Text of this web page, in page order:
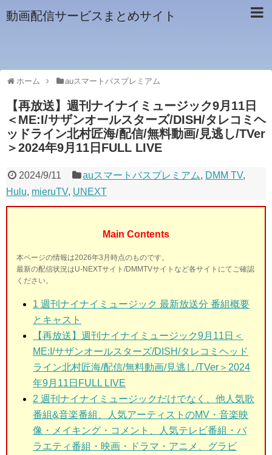
動画配信サービスまとめサイト
ホーム auスマートパスプレミアム
【再放送】週刊ナイナイミュージック9月11日
＜ME:I/サザンオールスターズ/DISH/タレコミヘ
ッドライン北村匠海/配信/無料動画/見逃し/TVer
＞2024年9月11日FULL LIVE
2024/9/11 auスマートパスプレミアム, DMM TV,
Hulu, mieruTV, UNEXT
Main Contents
本ページの情報は2026年3月時点のものです。
最新の配信状況はU-NEXTサイト/DMMTVサイトなど各サイトにてご確認
ください。
1 週刊ナイナイミュージック 最新放送分 番組概要
とキャスト
【再放送】週刊ナイナイミュージック9月11日＜
ME:I/サザンオールスターズ/DISH/タレコミヘッド
ライン北村匠海/配信/無料動画/見逃し/TVer＞2024
年9月11日FULL LIVE
2 週刊ナイナイミュージックだけでなく、他人気歌
番組&音楽番組、人気アーティストのMV・音楽映
像・メイキング・コメント、人気テレビ番組・バ
ラエティ番組・映画・ドラマ・アニメ、グラビ